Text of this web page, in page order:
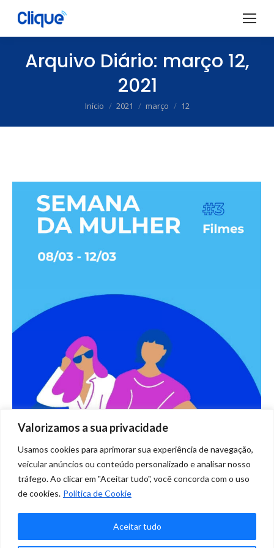
Valorizamos a sua privacidade
Usamos cookies para aprimorar sua experiência de navegação,
veicular anúncios ou conteúdo personalizado e analisar nosso
tráfego. Ao clicar em "Aceitar tudo", você concorda com o uso
de cookies. Politica de Cookie
Aceitar tudo
Arquivo Diário: março 12,
2021
Você está aqui:
Início 2021 março 12
Semana da Mulher: 4 filmes com
protagonistas femininas
Blog PorMarketing Clique
março 12, 2021
4 filmes com protagonistas femininas empoderadas para você